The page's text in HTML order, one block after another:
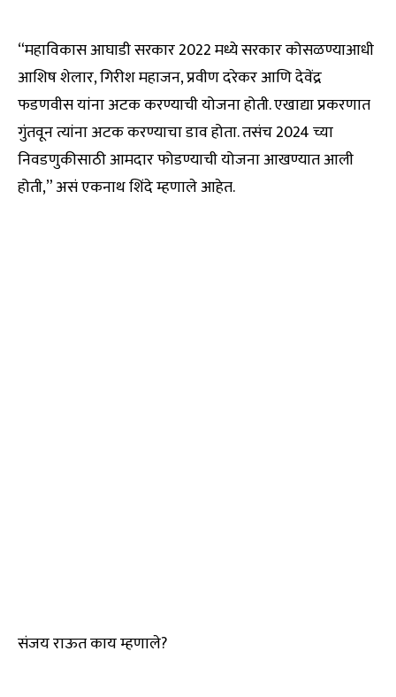
“महाविकास आघाडी सरकार 2022 मध्ये सरकार कोसळण्याआधी
आशिष शेलार, गिरीश महाजन, प्रवीण दरेकर आणि देवेंद्र
फडणवीस यांना अटक करण्याची योजना होती. एखाद्या प्रकरणात
गुंतवून त्यांना अटक करण्याचा डाव होता. तसंच 2024 च्या
निवडणुकीसाठी आमदार फोडण्याची योजना आखण्यात आली
होती,” असं एकनाथ शिंदे म्हणाले आहेत.
संजय राऊत काय म्हणाले?